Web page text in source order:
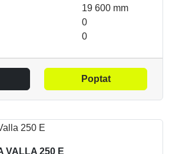
19 600 mm
0
0
Poptat
VALLA 250 E